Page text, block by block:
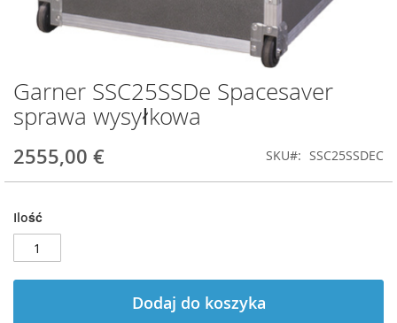
Garner SSC25SSDe Spacesaver
sprawa wysyłkowa
2555,00 € SKU SSC25SSDEC
Ilość
Dodaj do koszyka
Przejdź
na
początek